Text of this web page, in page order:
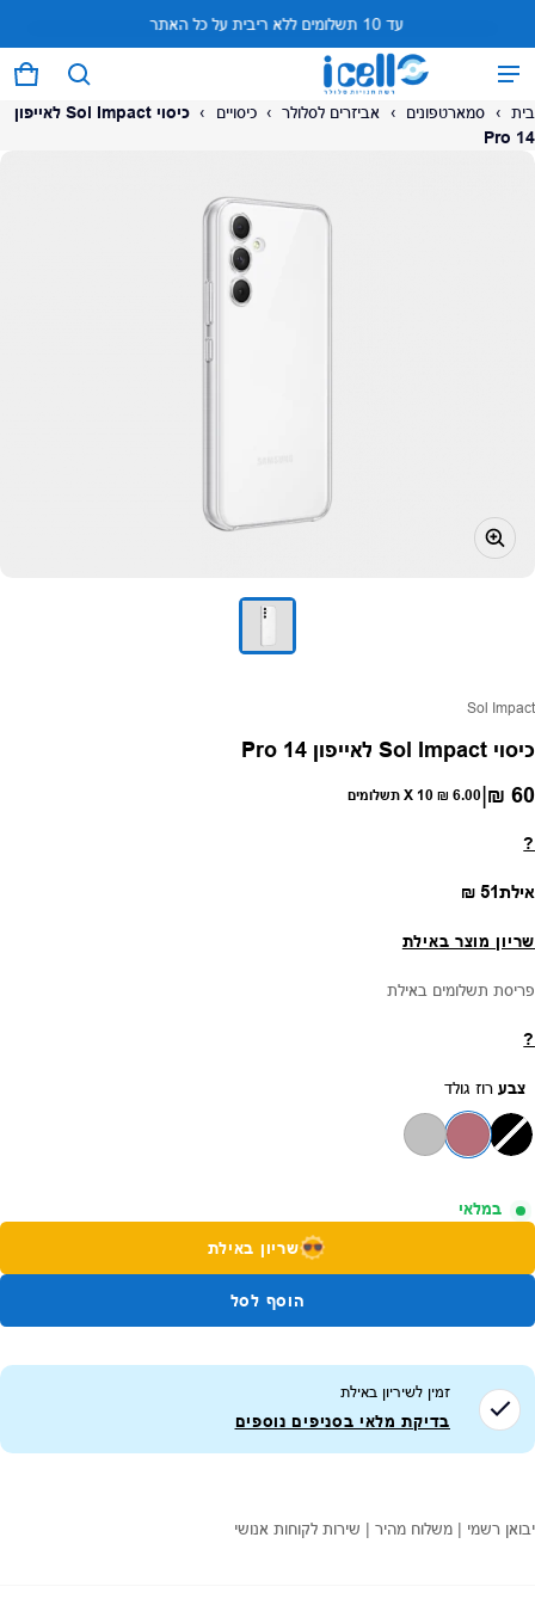
עד 10 תשלומים ללא ריבית על כל האתר
…
0 פריטים
המוצר נוסף לעגלה
לתשלום
בית › סמארטפונים › אביזרים לסלולר › כיסויים ›
כיסוי Sol Impact לאייפון
14 Pro
ספק:
Sol Impact
כיסוי Sol Impact לאייפון 14 Pro
מחיר רגיל
60 ₪
|
6.00 ₪ X 10 תשלומים
?
אילתמחיר רגיל
51 ₪
שריון מוצר באילת
פריסת תשלומים באילת
?
צבע רוז גולד
במלאי
שריון באילת
הוסף לסל
זמין לשיריון באילת
בדיקת מלאי בסניפים נוספים
יבואן רשמי | משלוח מהיר | שירות לקוחות אנושי
המוצר